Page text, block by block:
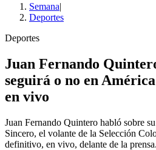
Semana|
Deportes
Deportes
Juan Fernando
seguirá o no en
en vivo
Juan Fernando Quintero habló sobre
Sincero, el volante de la Selección
definitivo, en vivo, delante de la prensa.